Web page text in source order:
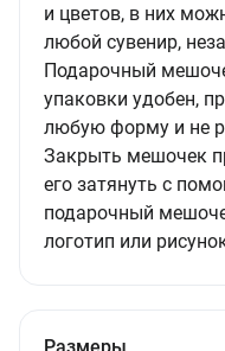
и цветов, в них
любой сувенир,
Подарочный
упаковки удобен,
любую форму и не
Закрыть мешочек
его затянуть с
подарочный
логотип или